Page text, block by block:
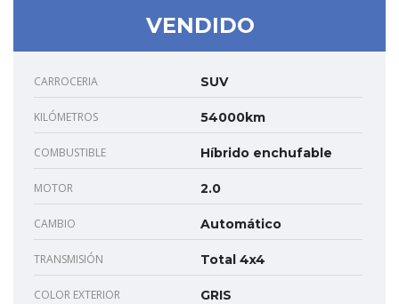
VENDIDO
CARROCERIA SUV
KILÓMETROS 54000km
COMBUSTIBLE Híbrido enchufable
MOTOR 2.0
CAMBIO Automático
TRANSMISIÓN Total 4x4
COLOR EXTERIOR GRIS